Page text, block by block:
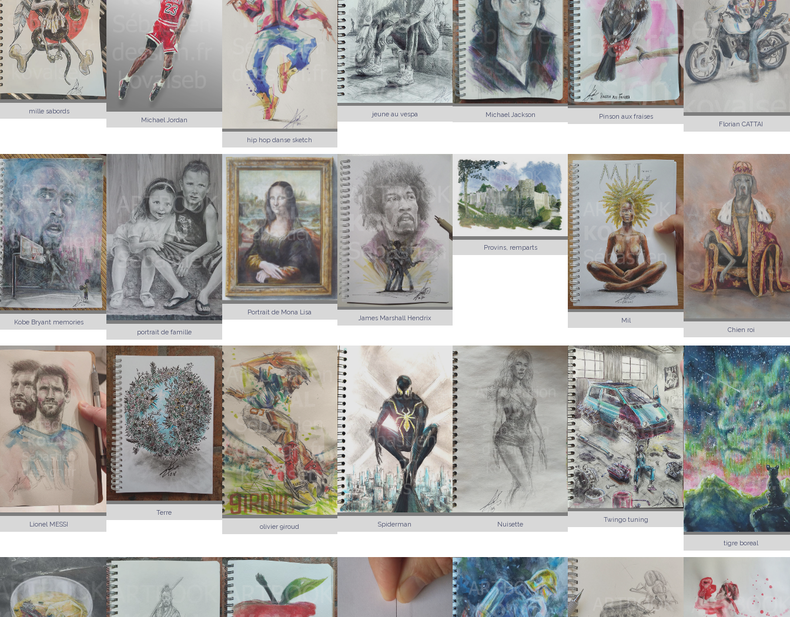
mille sabords
Michael Jordan
hip hop danse sketch
jeune au vespa Michael Jackson
Pinson aux fraises
Florian CATTAI
Kobe Bryant memories
portrait de famille
Portrait de Mona Lisa
James Marshall Hendrix
Provins, remparts
Mil
Chien roi
Lionel MESSI
Terre
olivier 9iroud
Spiderman Nuisette
Twingo tuning
tigre boreal